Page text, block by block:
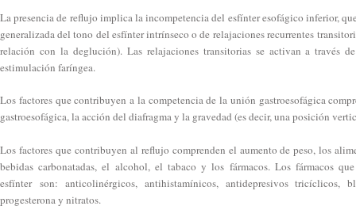
La presencia de reflujo implica la incompetencia del esfínter esofágico inferior,
generalizada del tono del esfínter intrínseco o de relajaciones recurrentes
relación con la deglución). Las relajaciones transitorias se activan a través
estimulación faríngea.
Los factores que contribuyen a la competencia de la unión gastroesofágica
gastroesofágica, la acción del diafragma y la gravedad (es decir, una posición
Los factores que contribuyen al reflujo comprenden el aumento de peso, los
bebidas carbonatadas, el alcohol, el tabaco y los fármacos. Los fármacos
esfínter son: anticolinérgicos, antihistamínicos, antidepresivos tricíclicos,
progesterona y nitratos.